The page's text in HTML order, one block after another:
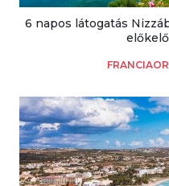
6 napos látogatás